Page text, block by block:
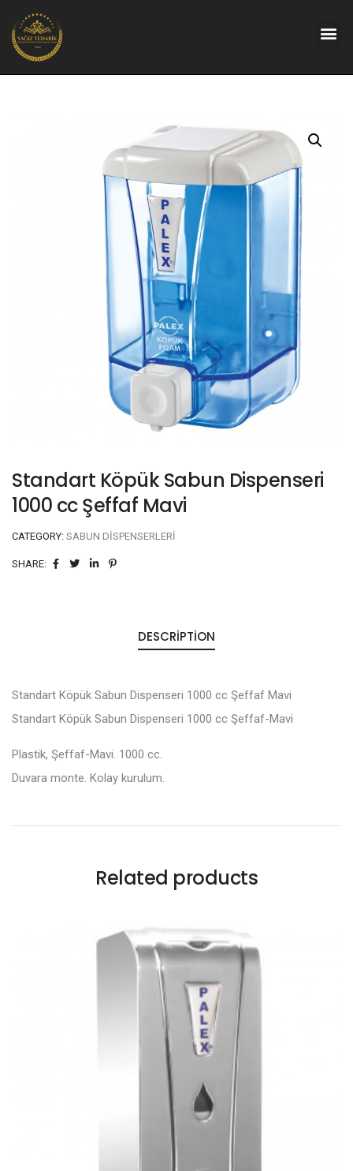
Standart Köpük Sabun Dispenseri
1000 cc Şeffaf Mavi
CATEGORY: SABUN DISPENSERLERI
SHARE:
DESCRIPTION
Standart Köpük Sabun Dispenseri 1000 cc Şeffaf Mavi
Standart Köpük Sabun Dispenseri 1000 cc Şeffaf-Mavi
Plastik, Şeffaf-Mavi. 1000 cc.
Duvara monte. Kolay kurulum.
Related products